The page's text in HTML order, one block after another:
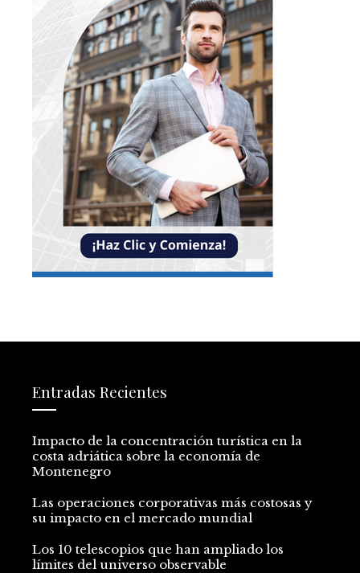
Entradas Recientes
Impacto de la concentración turística en la
costa adriática sobre la economía de
Montenegro
Las operaciones corporativas más costosas y
su impacto en el mercado mundial
Los 10 telescopios que han ampliado los
límites del universo observable